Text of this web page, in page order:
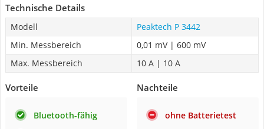
Technische Details
Modell
Peaktech P 3442
Min. Messbereich
0,01 mV | 600 mV
Max. Messbereich
10 A | 10 A
Vorteile
Bluetooth-fähig
Nachteile
ohne Batterietest